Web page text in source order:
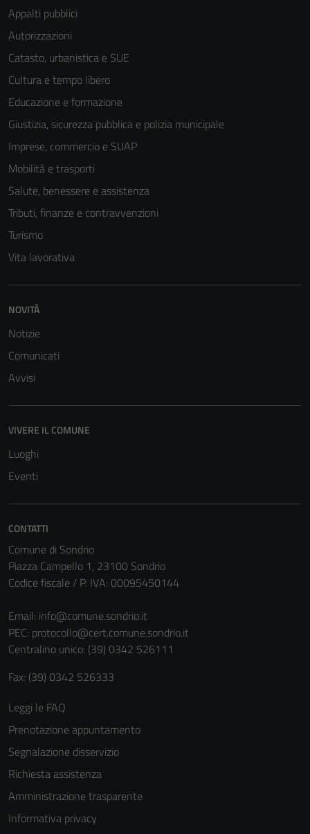
Appalti pubblici
Autorizzazioni
Catasto, urbanistica e SUE
Cultura e tempo libero
Educazione e formazione
Giustizia, sicurezza pubblica e polizia municipale
Imprese, commercio e SUAP
Mobilità e trasporti
Salute, benessere e assistenza
Tributi, finanze e contravvenzioni
Turismo
Vita lavorativa
NOVITÀ
Notizie
Comunicati
Avvisi
VIVERE IL COMUNE
Luoghi
Eventi
CONTATTI
Comune di Sondrio
Piazza Campello 1, 23100 Sondrio
Codice fiscale / P. IVA: 00095450144
Email: info@comune.sondrio.it
PEC: protocollo@cert.comune.sondrio.it
Centralino unico: (39) 0342 526111
Fax: (39) 0342 526333
Leggi le FAQ
Prenotazione appuntamento
Segnalazione disservizio
Richiesta assistenza
Amministrazione trasparente
Informativa privacy
per il
possono